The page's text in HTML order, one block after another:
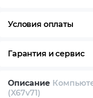
Условия оплаты
Гарантия и сервис
Возврат и обмен в
Описание
(X67v71)